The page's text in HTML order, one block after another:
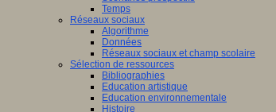
Temps
Réseaux sociaux
Algorithme
Données
Réseaux sociaux et champ scolaire
Sélection de ressources
Bibliographies
Education artistique
Education environnementale
Histoire